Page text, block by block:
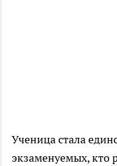
Ученица стала
экзаменуемых, кто